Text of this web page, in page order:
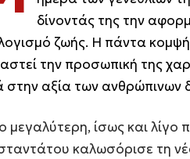
δίνοντάς της την
ζωής. Η πάντα
την προσωπική της
στην αξία των ανθρώπινων
μεγαλύτερη, ίσως και
καλωσόρισε τη